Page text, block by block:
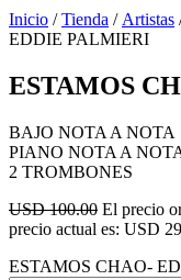
Inicio /Tienda / Artistas
EDDIE PALMIERI
ESTAMOS
BAJO NOTA A NOTA
PIANO NOTA A
2 TROMBONES
USD 100.00 El precio
precio actual es: USD
ESTAMOS CHAO-